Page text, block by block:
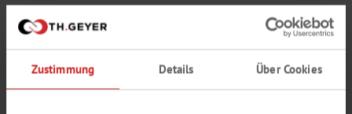
Zustimmung Details Über Cookies
You are not yet a Th. Geyer customer or do not have a customer
access to our webshop ?
This way to register